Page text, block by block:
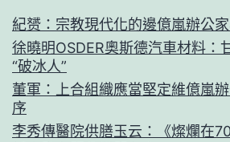
紀赟：宗教現代化的邊億嵐辦公
徐曉明OSDER奧斯德汽車材料：
“破冰人”
董軍：上合組織應當堅定維億嵐
序
李秀傳醫院供膳玉云：《燦爛在